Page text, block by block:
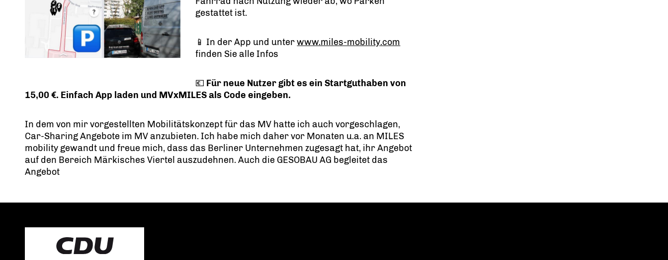
gestattet ist.
📱 In der App und unterwww.miles-mobility.com
finden Sie alle Infos
💶 Für neue Nutzer gibt es ein Startguthaben von
15,00 €. Einfach App laden und MVxMILES als Code eingeben.
In dem von mir vorgestellten Mobilitätskonzept für das MV hatte ich auch vorgeschlagen,
Car-Sharing Angebote im MV anzubieten. Ich habe mich daher vor Monaten u.a. an MILES
mobility gewandt und freue mich, dass das Berliner Unternehmen zugesagt hat, ihr Angebot
auf den Bereich Märkisches Viertel auszudehnen. Auch die GESOBAU AG begleitet das
Angebot